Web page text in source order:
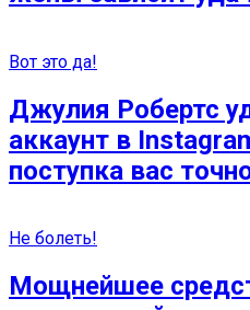
Вот это да!
Джулия Робертс
аккаунт в
поступка вас
Не болеть!
Мощнейшее